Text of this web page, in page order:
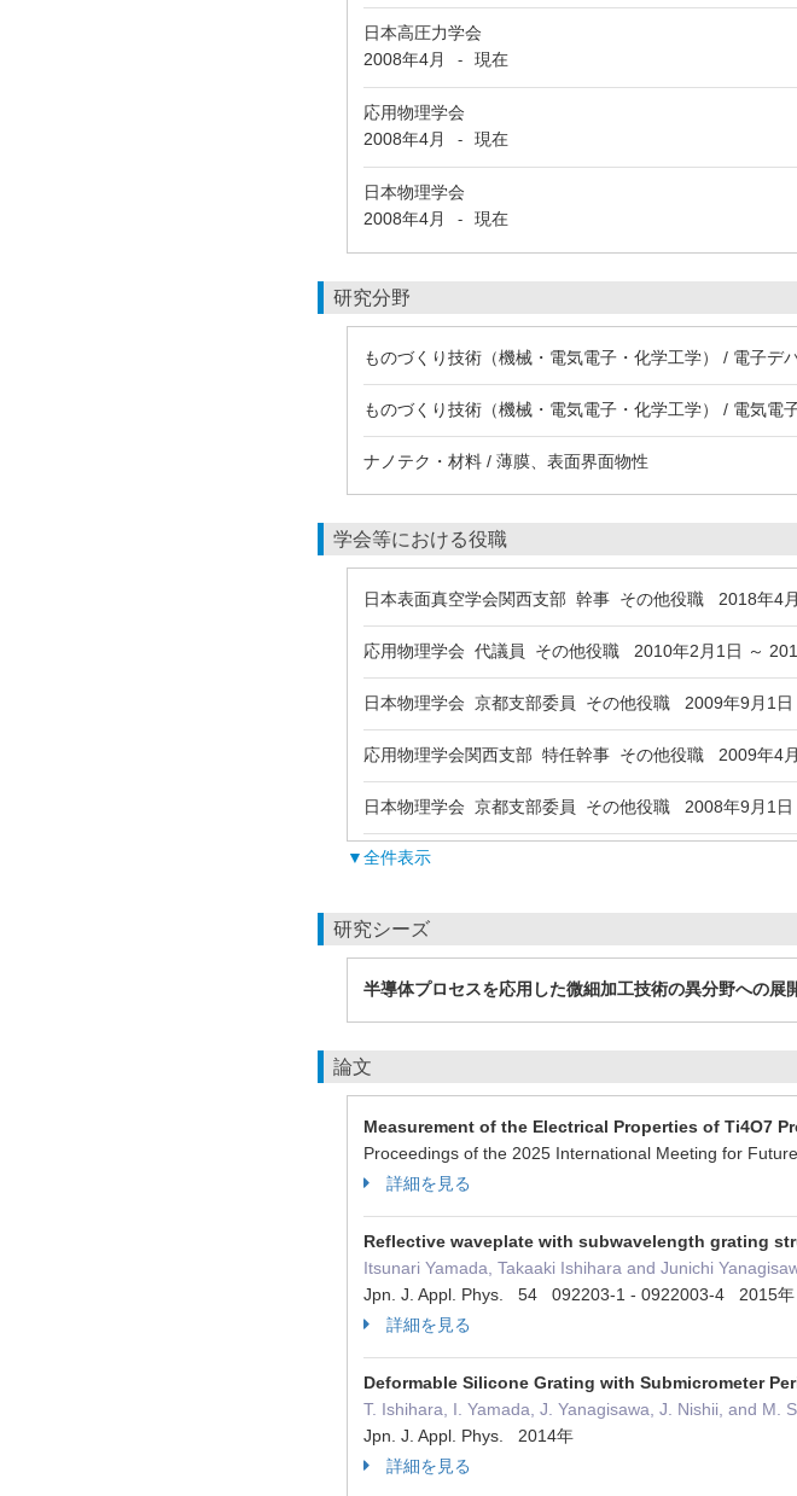
日本高圧力学会
2008年4月
- 現在
応用物理学会
2008年4月
- 現在
日本物理学会
2008年4月
- 現在
研究分野
ものづくり技術（機械・電気電子・化学工学） / 電子デ
ものづくり技術（機械・電気電子・化学工学） / 電気電
ナノテク・材料 / 薄膜、表面界面物性
学会等における役職
日本表面真空学会関西支部 幹事 その他役職 2018年4
応用物理学会 代議員 その他役職 2010年2月1日 ～
日本物理学会 京都支部委員 その他役職 2009年9月1日
応用物理学会関西支部 特任幹事 その他役職 2009年4
日本物理学会 京都支部委員 その他役職 2008年9月1日
▼全件表示
研究シーズ
半導体プロセスを応用した微細加工技術の異分野への展
論文
Measurement of the Electrical Properties of Ti4O7
Proceedings of the 2025 International Meeting for
詳細を見る
Reflective waveplate with subwavelength grating
Itsunari Yamada, Takaaki Ishihara and Junichi
Jpn. J. Appl. Phys. 54 092203-1 - 0922003-4 2015年
詳細を見る
Deformable Silicone Grating with Submicrometer
T. Ishihara, I. Yamada, J. Yanagisawa, J. Nishii, and M.
Jpn. J. Appl. Phys. 2014年
詳細を見る